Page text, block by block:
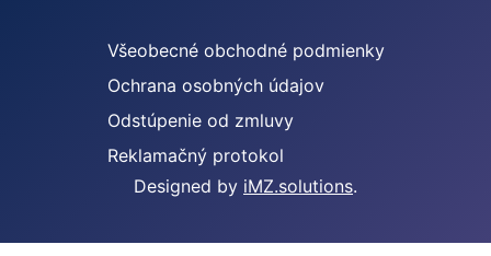
Všeobecné obchodné podmienky
Ochrana osobných údajov
Odstúpenie od zmluvy
Reklamačný protokol
Designed by iMZ.solutions.